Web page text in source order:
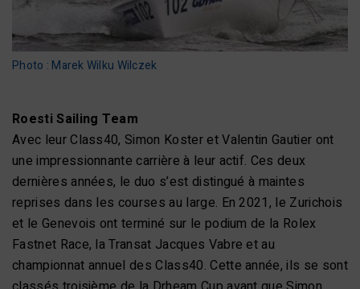
Photo : Marek Wilku Wilczek
Roesti Sailing Team
Avec leur Class40, Simon Koster et Valentin Gautier ont
une impressionnante carrière à leur actif. Ces deux
dernières années, le duo s’est distingué à maintes
reprises dans les courses au large. En 2021, le Zurichois
et le Genevois ont terminé sur le podium de la Rolex
Fastnet Race, la Transat Jacques Vabre et au
championnat annuel des Class40. Cette année, ils se sont